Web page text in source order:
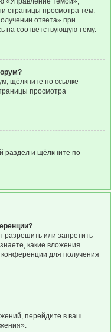
страницы просмотра тем.
ответа» при
на соответствующую тему.
щёлкните по ссылке
просмотра
раздел и щёлкните по
разрешить или запретить
какие вложения
для получения
перейдите в ваш